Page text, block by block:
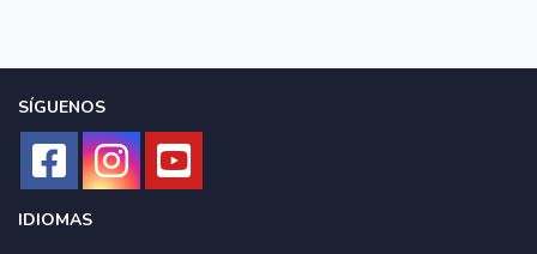
SÍGUENOS
IDIOMAS